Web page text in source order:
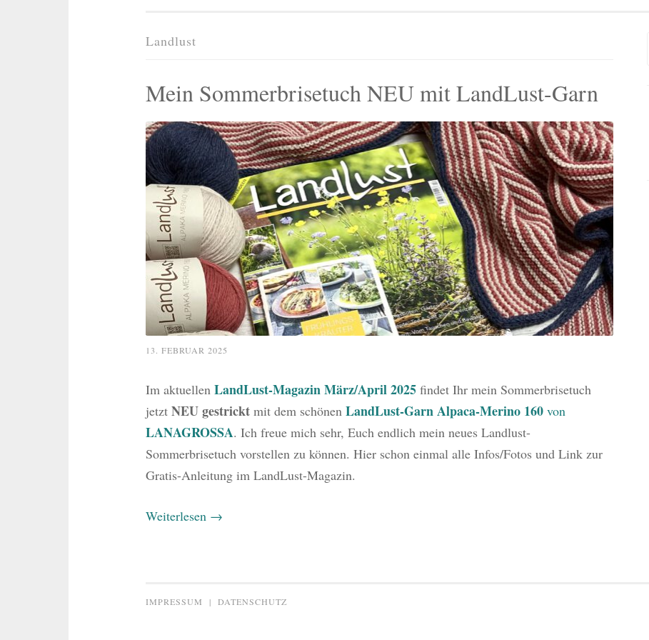
Landlust
Mein Sommerbrisetuch NEU mit LandLust-Garn
13. FEBRUAR 2025
Im aktuellen LandLust-Magazin März/April 2025findet Ihr mein Sommerbrisetuch
jetzt NEU gestrickt mit dem schönen LandLust-Garn Alpaca-Merino 160von
LANAGROSSA. Ich freue mich sehr, Euch endlich mein neues Landlust-
Sommerbrisetuch vorstellen zu können. Hier schon einmal alle Infos/Fotos und Link zur
Gratis-Anleitung im LandLust-Magazin.
Weiterlesen →
IMPRESSUM | DATENSCHUTZ